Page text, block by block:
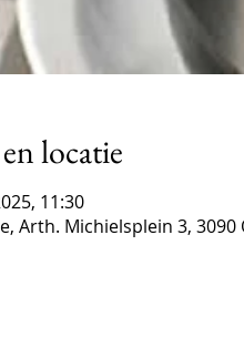
locatie
11:30
Arth. Michielsplein 3, 3090